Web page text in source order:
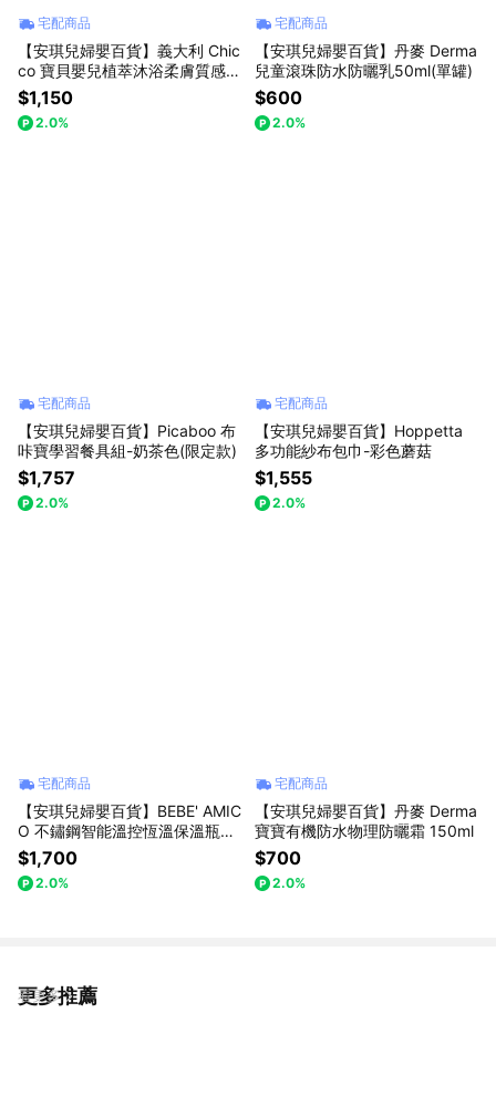
宅配商品
【安琪兒婦嬰百貨】義大利 Chic
co 寶貝嬰兒植萃沐浴柔膚質感禮
盒
$1,150
2.0%
宅配商品
【安琪兒婦嬰百貨】丹麥 Derma
兒童滾珠防水防曬乳50ml(單罐)
$600
2.0%
宅配商品
【安琪兒婦嬰百貨】Picaboo 布
咔寶學習餐具組-奶茶色(限定款)
$1,757
2.0%
宅配商品
【安琪兒婦嬰百貨】Hoppetta
多功能紗布包巾-彩色蘑菇
$1,555
2.0%
宅配商品
【安琪兒婦嬰百貨】BEBE' AMIC
O 不鏽鋼智能溫控恆溫保溫瓶35
0ml
$1,700
2.0%
宅配商品
【安琪兒婦嬰百貨】丹麥 Derma
寶寶有機防水物理防曬霜 150ml
$700
2.0%
更多推薦
看更多